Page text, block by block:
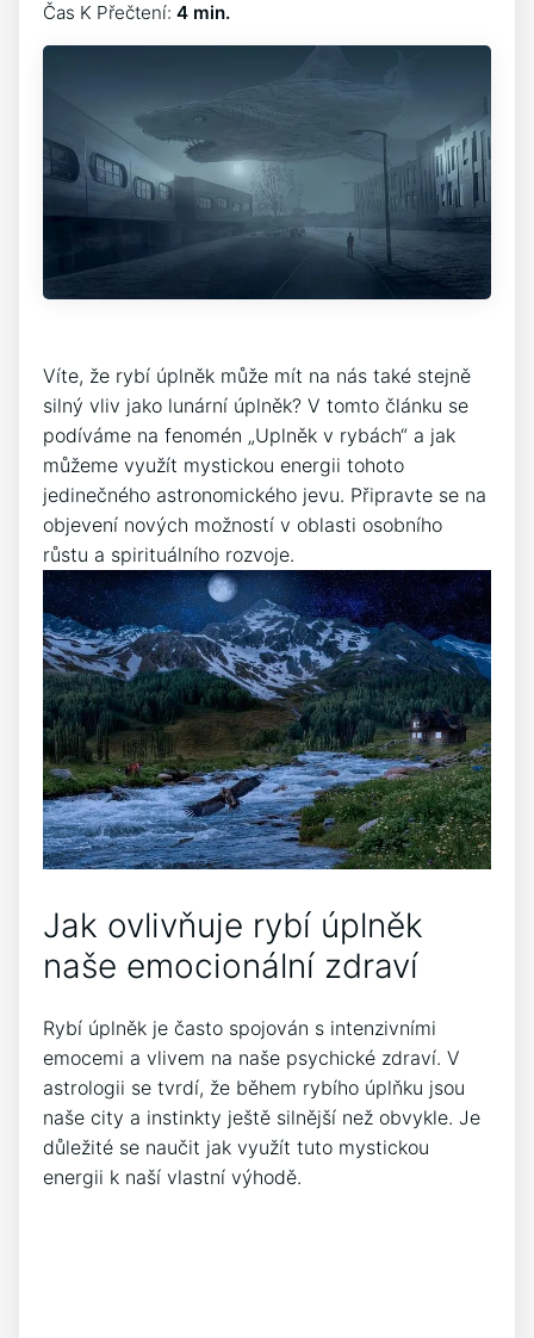
Čas K Přečtení: 4 min.
Víte, že rybí ⁤úplněk může mít na nás také stejně
silný vliv jako lunární úplněk? ⁤V tomto článku se
podíváme na ⁣fenomén „Uplněk v ‍rybách“ a jak​
můžeme ​využít mystickou energii tohoto
jedinečného astronomického jevu. Připravte se na
objevení nových možností‍ v oblasti osobního
růstu a‌ spirituálního rozvoje.
Jak ovlivňuje rybí úplněk
naše emocionální⁤ zdraví
Rybí ‍úplněk je často spojován ⁢s intenzivními
emocemi a vlivem​ na naše psychické zdraví. V
astrologii se tvrdí, že během‌ rybího úplňku jsou
⁢naše city a instinkty ještě silnější než obvykle. Je
důležité se naučit jak využít tuto mystickou
energii k naší vlastní výhodě.